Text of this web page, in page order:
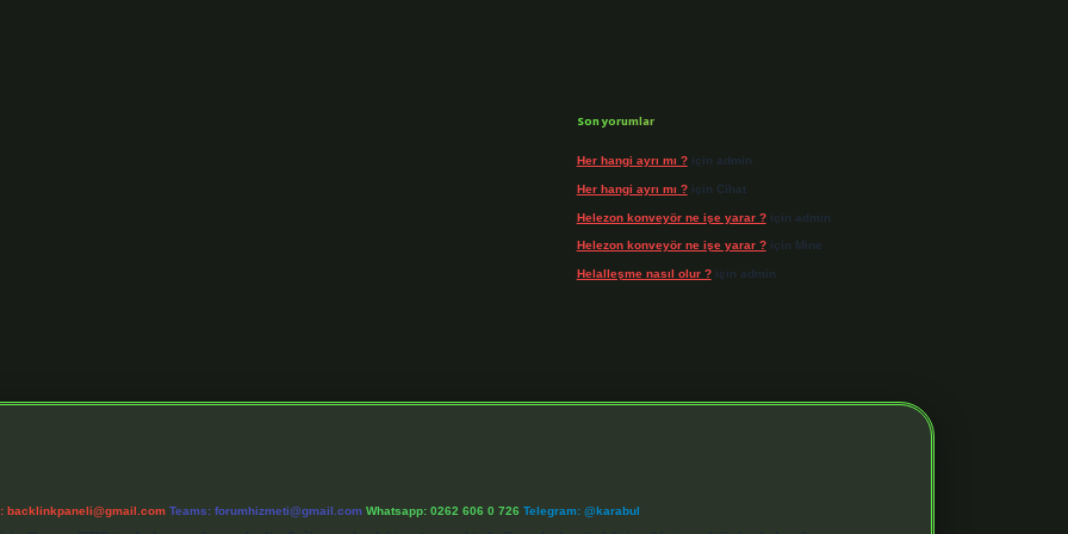
Son yorumlar
Her hangi ayrı mı ?için admin
Her hangi ayrı mı ?için Cihat
Helezon konveyör ne işe yarar ?için admin
Helezon konveyör ne işe yarar ?için Mine
Helalleşme nasıl olur ?için admin
backlinkpaneli@gmail.com Teams: forumhizmeti@gmail.com Whatsapp: 0262 606 0 726 Telegram: @karabul